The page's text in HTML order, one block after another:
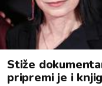
Stiže
pripremi je i